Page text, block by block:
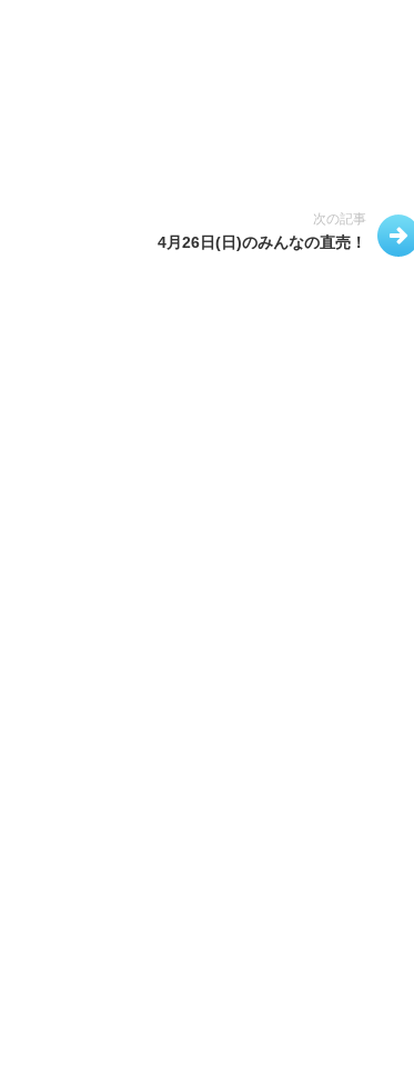
次の記事
4月26日(日)のみんなの直売！